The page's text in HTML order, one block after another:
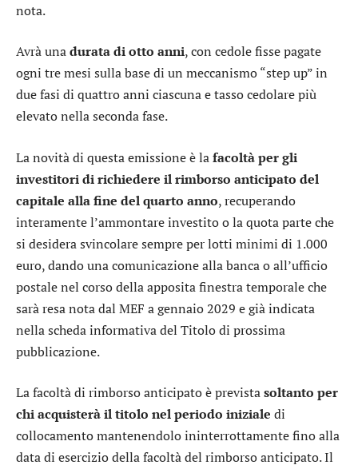
nota.
Avrà unadurata di otto anni, con cedole fisse pagate
ogni tre mesi sulla base di un meccanismo “step up” in
due fasi di quattro anni ciascuna e tasso cedolare più
elevato nella seconda fase.
La novità di questa emissione è lafacoltà per gli
investitori di richiedere il rimborso anticipato del
capitale alla fine del quarto anno, recuperando
interamente l’ammontare investito o la quota parte che
si desidera svincolare sempre per lotti minimi di 1.000
euro, dando una comunicazione alla banca o all’ufficio
postale nel corso della apposita finestra temporale che
sarà resa nota dal MEF a gennaio 2029 e già indicata
nella scheda informativa del Titolo di prossima
pubblicazione.
La facoltà di rimborso anticipato è previstasoltanto per
chi acquisterà il titolo nel periodo iniziale di
collocamento mantenendolo ininterrottamente fino alla
data di esercizio della facoltà del rimborso anticipato. Il